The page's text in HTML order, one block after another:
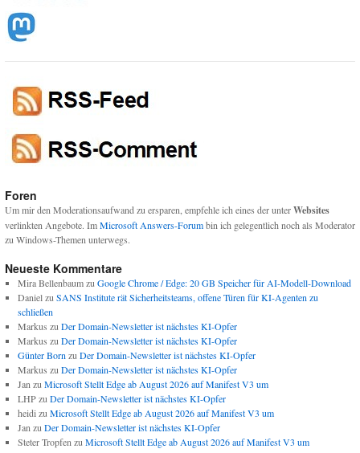
Foren
Um mir den Moderationsaufwand zu ersparen, empfehle ich eines der unterWebsites
verlinkten Angebote. ImMicrosoft Answers-Forumbin ich gelegentlich noch als Moderator
zu Windows-Themen unterwegs.
Neueste Kommentare
Mira BellenbaumzuGoogle Chrome / Edge: 20 GB Speicher für AI-Modell-Download
DanielzuSANS Institute rät Sicherheitsteams, offene Türen für KI-Agenten zu
schließen
Markus zuDer Domain-Newsletter ist nächstes KI-Opfer
Markus zuDer Domain-Newsletter ist nächstes KI-Opfer
Günter BornzuDer Domain-Newsletter ist nächstes KI-Opfer
Markus zuDer Domain-Newsletter ist nächstes KI-Opfer
JanzuMicrosoft Stellt Edge ab August 2026 auf Manifest V3 um
LHPzuDer Domain-Newsletter ist nächstes KI-Opfer
heidizuMicrosoft Stellt Edge ab August 2026 auf Manifest V3 um
JanzuDer Domain-Newsletter ist nächstes KI-Opfer
Steter TropfenzuMicrosoft Stellt Edge ab August 2026 auf Manifest V3 um